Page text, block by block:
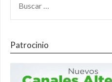
Patrocinio